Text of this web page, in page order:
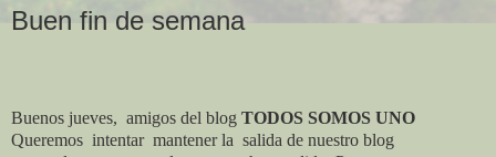
Buen fin de semana
Buenos jueves, amigos del blog TODOS SOMOS UNO
Queremos intentar mantener la salida de nuestro blog